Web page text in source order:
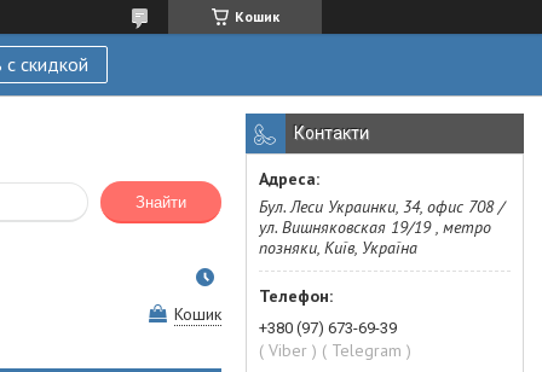
Кошик
с скидкой
Знайти
Кошик
Контакти
Бул. Леси Украинки, 34, офис 708 /
ул. Вишняковская 19/19 , метро
позняки, Київ, Україна
+380 (97) 673-69-39
( Viber ) ( Telegram )